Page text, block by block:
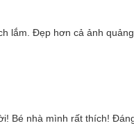
lắm. Đẹp hơn cả ảnh quảng
Bé nhà mình rất thích!